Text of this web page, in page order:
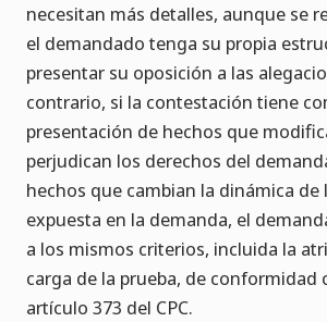
necesitan más detalles, aunque se
el demandado tenga su propia
presentar su oposición a las
contrario, si la contestación tiene
presentación de hechos que
perjudican los derechos del
hechos que cambian la dinámica de
expuesta en la demanda, el
a los mismos criterios, incluida la
carga de la prueba, de conformidad
artículo 373 del CPC.